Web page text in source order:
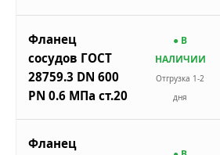
Фланец
сосудов ГОСТ
28759.3 DN 600
PN 0.6 МПа ст.20
● В
НАЛИЧИИ
Отгрузка 1-2
дня
Фланец